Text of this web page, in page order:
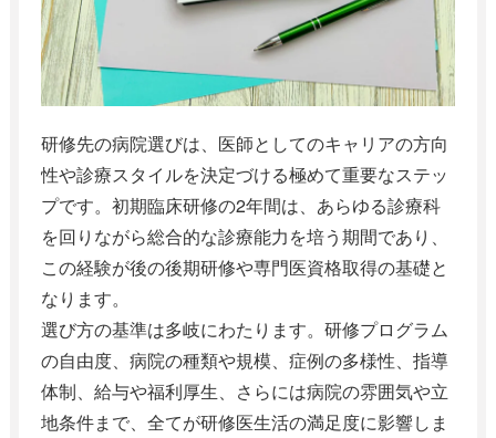
研修先の病院選びは、医師としてのキャリアの方向
性や診療スタイルを決定づける極めて重要なステッ
プです。初期臨床研修の2年間は、あらゆる診療科
を回りながら総合的な診療能力を培う期間であり、
この経験が後の後期研修や専門医資格取得の基礎と
なります。
選び方の基準は多岐にわたります。研修プログラム
の自由度、病院の種類や規模、症例の多様性、指導
体制、給与や福利厚生、さらには病院の雰囲気や立
地条件まで、全てが研修医生活の満足度に影響しま